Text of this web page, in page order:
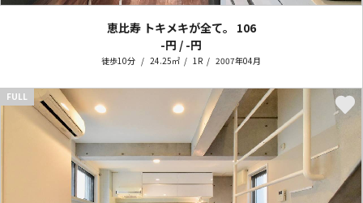
恵比寿 トキメキが全て。
106
-円 / -円
徒歩10分 24.25㎡ 1R 2007年04月
FULL